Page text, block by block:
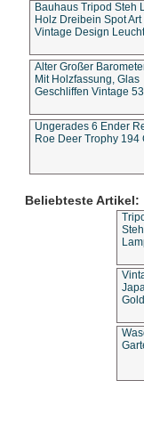
Bauhaus Tripod Steh
Holz Dreibein Spot
Vintage Design
Alter Großer
Mit Holzfassung, Glas
Geschliffen Vintage
Ungerades 6 Ender
Roe Deer Trophy 194
Beliebteste Artikel: